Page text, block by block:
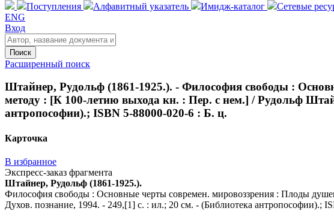
Поступления Алфавитный указатель Имидж-каталог
Сетевые
ENG
Вход
Поиск
Расширенный поиск
Штайнер, Рудольф (1861-1925.). - Философия свободы :
методу : [К 100-летию выхода кн. : Пер. с нем.] / Рудольф
антропософии).; ISBN 5-88000-020-6 : Б. ц.
Карточка
В избранное
Экспресс-заказ фрагмента
Штайнер, Рудольф (1861-1925.).
Философия свободы : Основные черты современ. мировоззрения : Плоды
Духов. познание, 1994. - 249,[1] с. : ил.; 20 см. - (Библиотека антропософии).;